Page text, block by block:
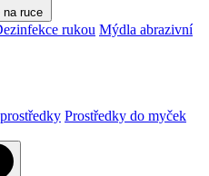
na ruce
rukou Mýdla abrazivní
Prostředky do myček